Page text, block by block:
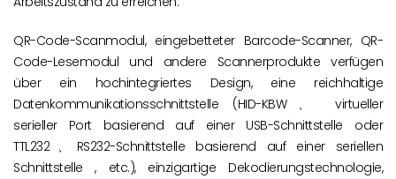
QR-Code-Scanmodul, eingebetteter Barcode-Scanner, QR-
Code-Lesemodul und andere Scannerprodukte verfügen
über ein hochintegriertes Design, eine reichhaltige
Datenkommunikationsschnittstelle (HID-KBW、 virtueller
serieller Port basierend auf einer USB-Schnittstelle oder
TTL232、RS232-Schnittstelle basierend auf einer seriellen
Schnittstelle , etc.), einzigartige Dekodierungstechnologie,